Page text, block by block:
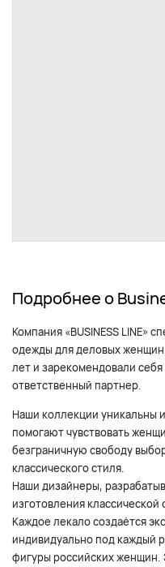
Подробнее о
Компания «BUSINESS LINE»
одежды для деловых
лет и зарекомендовали
ответственный партнер.
Наши коллекции уникальны
помогают чувствовать
безграничную свободу
классического стиля.
Наши дизайнеры,
изготовления
Каждое лекало создаётся
индивидуально под каждый
фигуры российских женщин.